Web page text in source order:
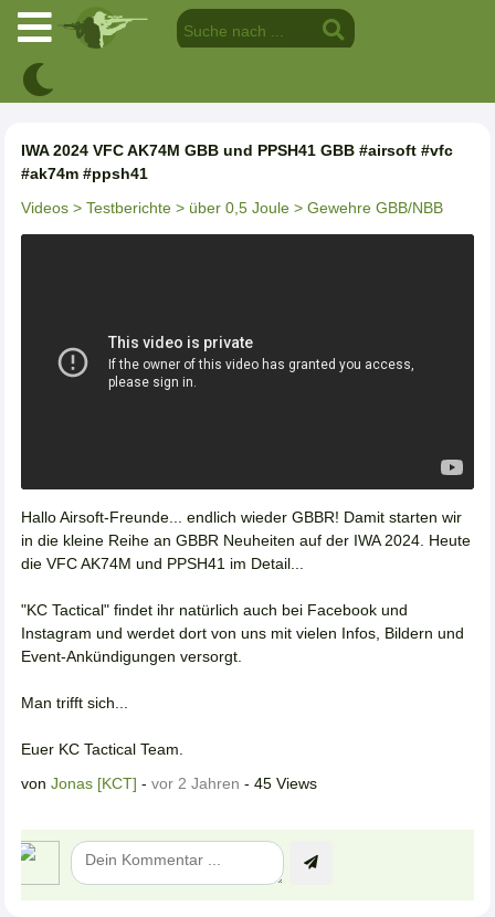
IWA 2024 VFC AK74M GBB und PPSH41 GBB #airsoft #vfc
#ak74m #ppsh41
Videos > Testberichte > über 0,5 Joule > Gewehre GBB/NBB
Hallo Airsoft-Freunde... endlich wieder GBBR! Damit starten wir
in die kleine Reihe an GBBR Neuheiten auf der IWA 2024. Heute
die VFC AK74M und PPSH41 im Detail...
"KC Tactical" findet ihr natürlich auch bei Facebook und
Instagram und werdet dort von uns mit vielen Infos, Bildern und
Event-Ankündigungen versorgt.
Man trifft sich...
Euer KC Tactical Team.
von Jonas [KCT] - vor 2 Jahren - 45 Views